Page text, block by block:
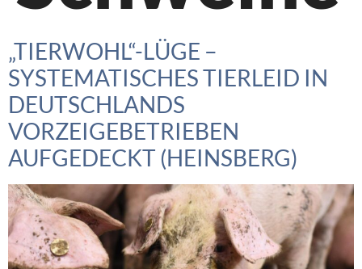
„TIERWOHL“-LÜGE –
SYSTEMATISCHES TIERLEID IN
DEUTSCHLANDS
VORZEIGEBETRIEBEN
AUFGEDECKT (HEINSBERG)